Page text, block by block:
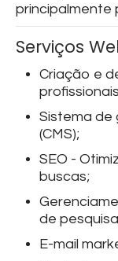
principalmente
Serviços
Criação e
Sistema de
(CMS);
SEO -
buscas;
de
E-mail